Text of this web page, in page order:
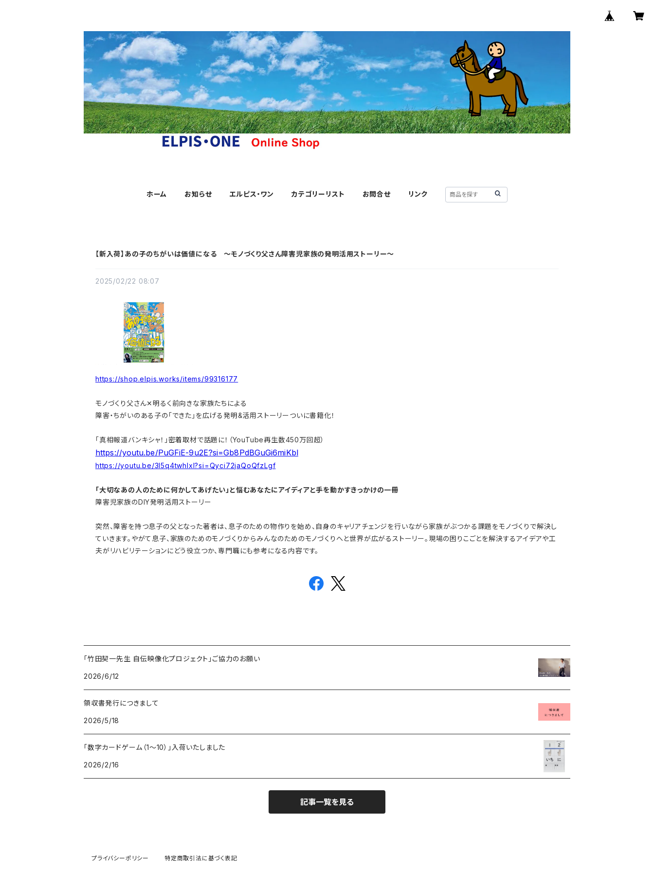
ホーム お知らせ エルピス・ワン カテゴリーリスト お問合せ リンク
【新入荷】あの子のちがいは価値になる ～モノづくり父さん障害児家族の発明活用ストーリー～
2025/02/22 08:07
https://shop.elpis.works/items/99316177
モノづくり父さん✕明るく前向きな家族たちによる
障害・ちがいのある子の「できた」を広げる発明&活用ストーリーついに書籍化！
「真相報道バンキシャ！」密着取材で話題に！（YouTube再生数450万回超）
https://youtu.be/PuGFiE-9u2E?si=Gb8PdBGuGi6miKbl
https://youtu.be/3I5q4twhlxI?si=Qyci72jaQoQfzLgf
「大切なあの人のために何かしてあげたい」と悩むあなたにアイディアと手を動かすきっかけの一冊
障害児家族のDIY発明活用ストーリー
突然、障害を持つ息子の父となった著者は、息子のための物作りを始め、自身のキャリアチェンジを行いながら家族がぶつかる課題をモノづくりで解決し
ていきます。やがて息子、家族のためのモノづくりからみんなのためのモノづくりへと世界が広がるストーリー。現場の困りこごとを解決するアイデアや工
夫がリハビリテーションにどう役立つか、専門職にも参考になる内容です。
「竹田契一先生 自伝映像化プロジェクト」ご協力のお願い
2026/6/12
領収書発行につきまして
2026/5/18
「数字カードゲーム（1～10）」入荷いたしました
2026/2/16
記事一覧を見る
プライバシーポリシー 特定商取引法に基づく表記